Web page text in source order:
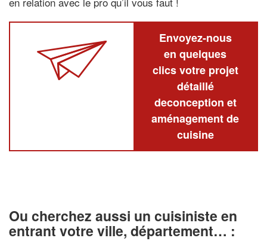
Envoyez-nous
en quelques
clics votre projet
détaillé
deconception et
aménagement de
cuisine
Ou cherchez aussi un cuisiniste en
entrant votre ville, département… :